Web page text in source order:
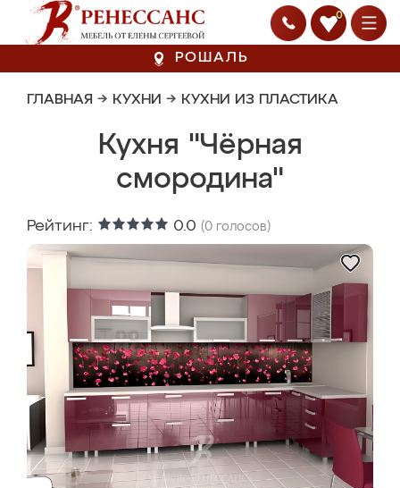
0
РОШАЛЬ
ГЛАВНАЯ → КУХНИ → КУХНИ ИЗ ПЛАСТИКА
Кухня "Чёрная
смородина"
Рейтинг: 0.0 (0 голосов)